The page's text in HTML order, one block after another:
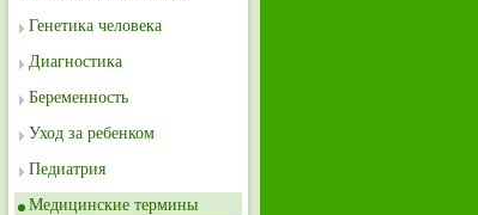
Генетика человека
Диагностика
Беременность
Уход за ребенком
Педиатрия
Медицинские термины